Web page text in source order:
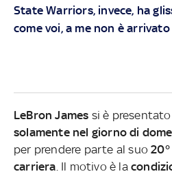
State Warriors, invece, ha
come voi, a me non è
LeBron James si è
solamente nel giorno di
per prendere parte al suo
carriera . Il motivo è la